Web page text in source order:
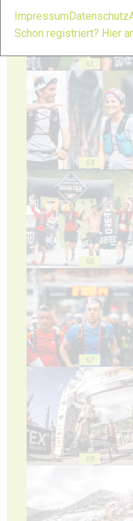
61
63
65
67
69
ImpressumDatenschutz
Schon registriert? Hier